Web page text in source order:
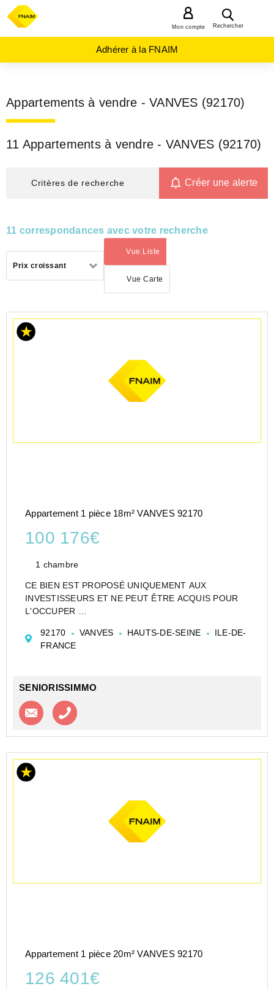
Rechercher
Mon compte
Adhérer à la FNAIM
Appartements à vendre - VANVES (92170)
11 Appartements à vendre - VANVES (92170)
Critères de recherche Créer une alerte
11 correspondances avec votre recherche
Prix croissant
Vue Liste
(activé)
Vue Carte
ACHAT
APPARTEMENT
ILE-
Appartement 1 pièce 18m² VANVES 92170
100 176€
1 chambre
CE BIEN EST PROPOSÉ UNIQUEMENT AUX
INVESTISSEURS ET NE PEUT ÊTRE ACQUIS POUR
L'OCCUPER
ETUDIANTE DE TYPE T1 DE 18 M² À VANVES -
NEXITY STUDÉA - VANVES - MARCHERON - NEXITY
92170 VANVES HAUTS-DE-SEINE
ILE-DE-
FRANCE
SENIORISSIMMO
Contacter l'agence
Appartement 1 pièce 20m² VANVES 92170
126 401€